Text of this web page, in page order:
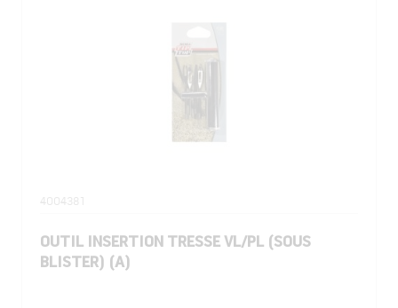
4004381
OUTIL INSERTION TRESSE VL/PL (SOUS
BLISTER) (A)